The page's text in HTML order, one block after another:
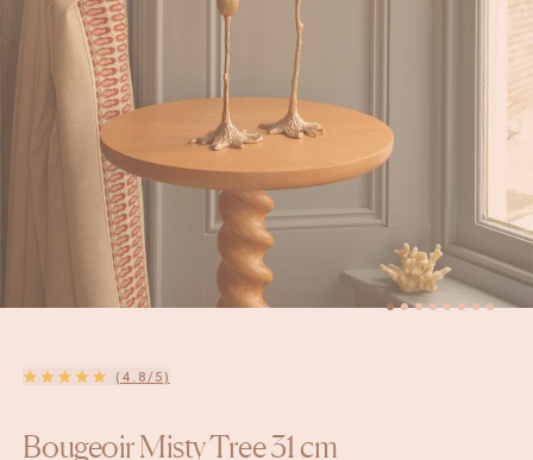
(4.8/5)
Bougeoir Misty Tree 31 cm